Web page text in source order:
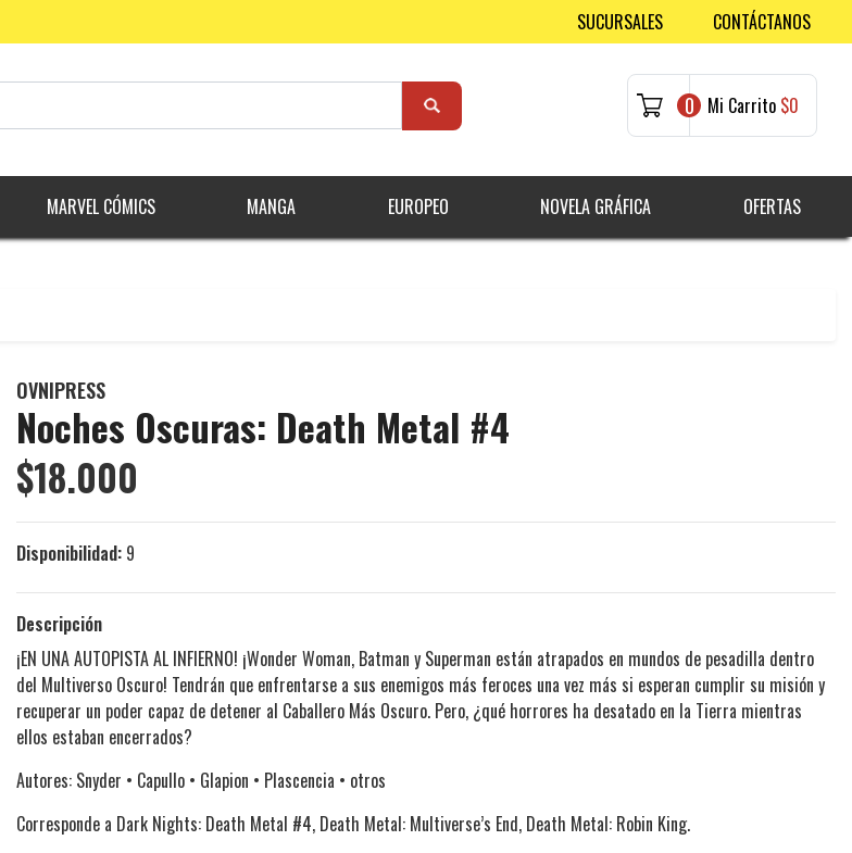
SUCURSALES CONTÁCTANOS
0 Mi Carrito $0
MARVEL CÓMICS MANGA EUROPEO NOVELA GRÁFICA OFERTAS
OVNIPRESS
Noches Oscuras: Death Metal #4
$18.000
Disponibilidad: 9
Descripción
¡EN UNA AUTOPISTA AL INFIERNO! ¡Wonder Woman, Batman y Superman están atrapados en mundos de pesadilla dentro
del Multiverso Oscuro! Tendrán que enfrentarse a sus enemigos más feroces una vez más si esperan cumplir su misión y
recuperar un poder capaz de detener al Caballero Más Oscuro. Pero, ¿qué horrores ha desatado en la Tierra mientras
ellos estaban encerrados?
Autores: Snyder • Capullo • Glapion • Plascencia • otros
Corresponde a Dark Nights: Death Metal #4, Death Metal: Multiverse’s End, Death Metal: Robin King.